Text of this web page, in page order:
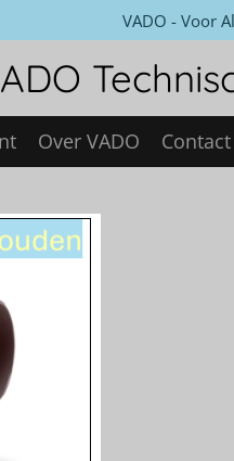
VADO - Voor
Over VADO Contact